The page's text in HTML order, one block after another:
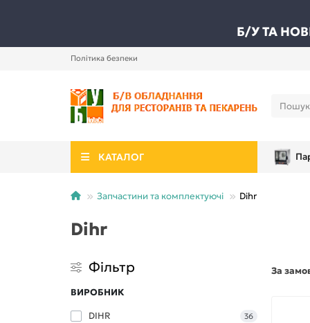
Б/У ТА
Політика безпеки
КАТАЛОГ
Запчастини та комплектуючі Dihr
Dihr
Фільтр
ВИРОБНИК
DIHR
36
За